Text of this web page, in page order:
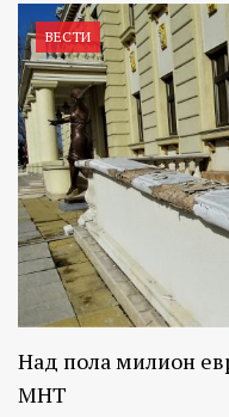
ВЕСТИ
Над пола милион
МНТ